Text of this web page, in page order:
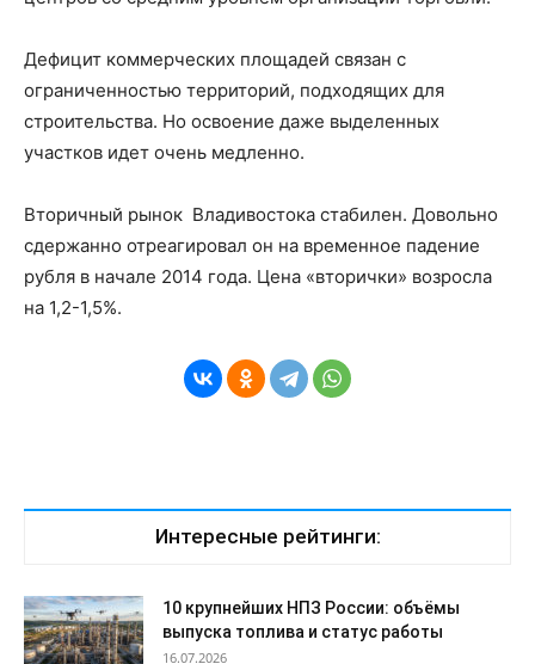
Дефицит коммерческих площадей связан с
ограниченностью территорий, подходящих для
строительства. Но освоение даже выделенных
участков идет очень медленно.
Вторичный рынок Владивостока стабилен. Довольно
сдержанно отреагировал он на временное падение
рубля в начале 2014 года. Цена «вторички» возросла
на 1,2-1,5%.
Интересные рейтинги:
10 крупнейших НПЗ России: объёмы
выпуска топлива и статус работы
16.07.2026